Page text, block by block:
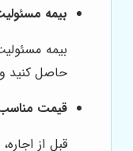
بیمه
بیمه
حاصل کنید
قیمت
قبل از